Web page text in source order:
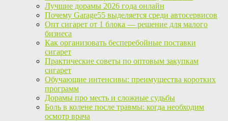
Лучшие дорамы 2026 года онлайн
Почему Garage55 выделяется среди автосервисов
Опт сигарет от 1 блока — решение для малого
бизнеса
Как организовать бесперебойные поставки
сигарет
Практические советы по оптовым закупкам
сигарет
Обучающие интенсивы: преимущества коротких
программ
Дорамы про месть и сложные судьбы
Боль в колене после травмы: когда необходим
осмотр врача